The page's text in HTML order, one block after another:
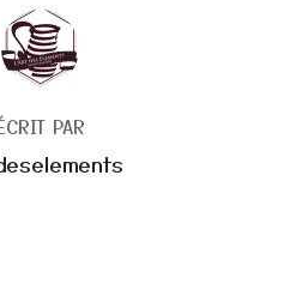
LA PUBLICATION
PAR